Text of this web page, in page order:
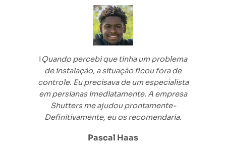
I Quando percebi que tinha um problema
de instalação, a situação ficou fora de
controle. Eu precisava de um especialista
em persianas imediatamente. A empresa
Shutters me ajudouprontamente-
Definitivamente, eu os recomendaria.
Pascal Haas